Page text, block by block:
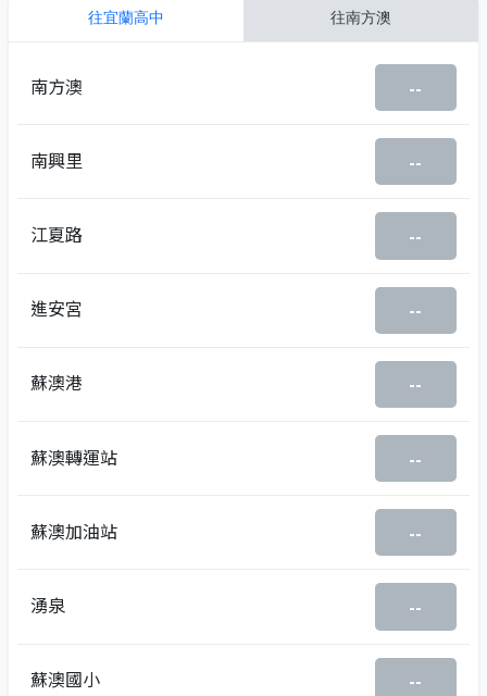
往宜蘭高中 往南方澳
南方澳 --
南興里 --
江夏路 --
進安宮 --
蘇澳港 --
蘇澳轉運站 --
蘇澳加油站 --
湧泉 --
蘇澳國小 --